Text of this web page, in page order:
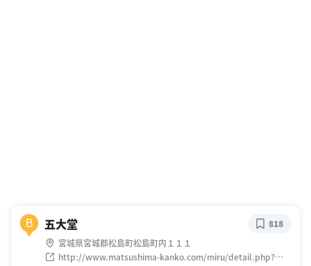
B 五大堂
宮城県宮城郡松島町松島町内１１１
http://www.matsushima-kanko.com/miru/detail.php?
818